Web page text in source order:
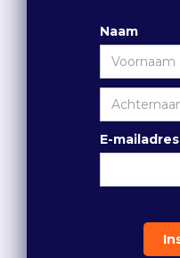
Naam
E-mailadres